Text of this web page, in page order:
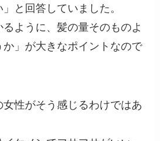
と回答していました。
ように、髪の量そのものよ
か」が大きなポイントなので
女性がそう感じるわけではあ